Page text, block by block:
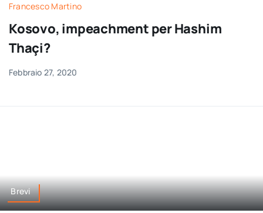
Francesco Martino
Kosovo, impeachment per Hashim
Thaçi?
Febbraio 27, 2020
Brevi